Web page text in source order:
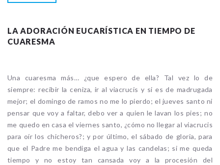
LA ADORACIÓN EUCARÍSTICA EN TIEMPO DE
CUARESMA
Una cuaresma más… ¿que espero de ella? Tal vez lo de
siempre: recibir la ceniza, ir al viacrucis y si es de madrugada
mejor; el domingo de ramos no me lo pierdo; el jueves santo ni
pensar que voy a faltar, debo ver a quien le lavan los pies; no
me quedo en casa el viernes santo, ¿cómo no llegar al viacrucis
para oír los chicheros?; y por último, el sábado de gloria, para
que el Padre me bendiga el agua y las candelas; si me queda
tiempo y no estoy tan cansada voy a la procesión del